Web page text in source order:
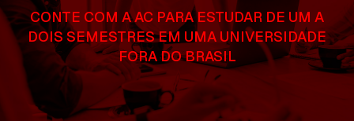
CONTE COM A AC PARA ESTUDAR DE UM A
DOIS SEMESTRES EM UMA UNIVERSIDADE
FORA DO BRASIL